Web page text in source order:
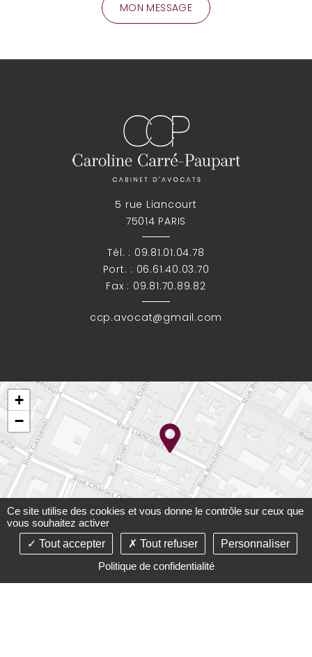
5 rue Liancourt
75014 PARIS
Tél. : 09.81.01.04.78
Port. : 06.61.40.03.70
Fax : 09.81.70.89.82
ccp.avocat@gmail.com
+
−
Leaflet
©2021-26 Cabinet Carré-Paupart - Tous droits réservés -
Conception :Absolute Communication& Réalisation :
Ce site utilise des cookies et vous donne le contrôle sur ceux que
vous souhaitez activer
Tout accepter
Tout refuser
Personnaliser
Politique de confidentialité